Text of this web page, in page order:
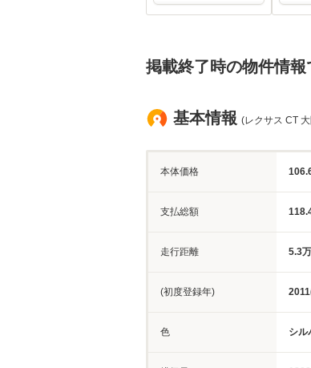
掲載終了時の物件情報
基本情報 (レクサス CT
本体価格
支払総額
走行距離 5.3
(初度登録年)
色 シル